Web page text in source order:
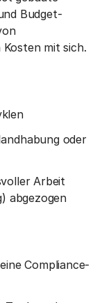
Budget-
mit sich.
oder
Arbeit
abgezogen
Compliance-